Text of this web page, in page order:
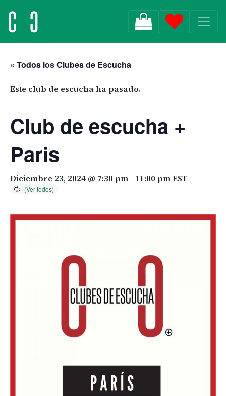
MAIN NAVIGATION
« Todos los Clubes de Escucha
Este club de escucha ha pasado.
Club de escucha +
Paris
Diciembre 23, 2024 @ 7:30 pm - 11:00 pmEST